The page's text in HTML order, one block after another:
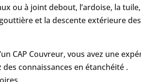
ou à joint debout, l’ardoise, la
et la descente extérieure
CAP Couvreur, vous avez une
connaissances en étanchéité .